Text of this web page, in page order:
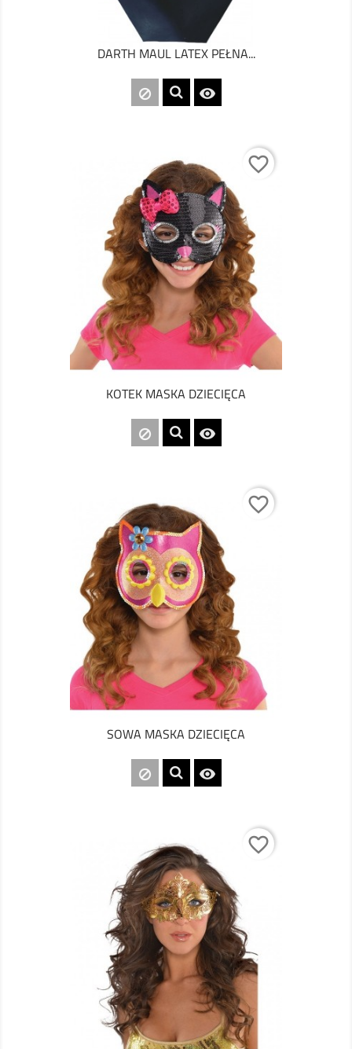
DARTH MAUL LATEX PEŁNA...

favorite_border
KOTEK MASKA DZIECIĘCA

favorite_border
SOWA MASKA DZIECIĘCA

favorite_border